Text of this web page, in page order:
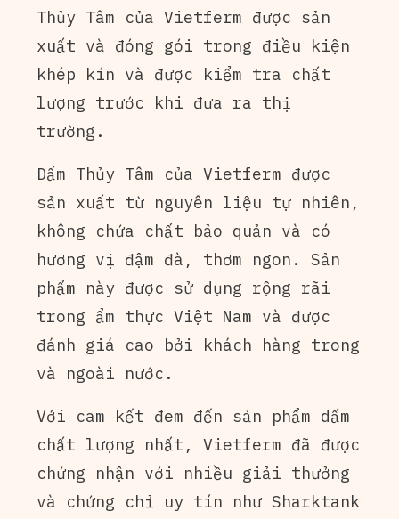
Thủy Tâm của Vietferm được sản
xuất và đóng gói trong điều kiện
khép kín và được kiểm tra chất
lượng trước khi đưa ra thị
trường.
Dấm Thủy Tâm của Vietferm được
sản xuất từ nguyên liệu tự nhiên,
không chứa chất bảo quản và có
hương vị đậm đà, thơm ngon. Sản
phẩm này được sử dụng rộng rãi
trong ẩm thực Việt Nam và được
đánh giá cao bởi khách hàng trong
và ngoài nước.
Với cam kết đem đến sản phẩm dấm
chất lượng nhất, Vietferm đã được
chứng nhận với nhiều giải thưởng
và chứng chỉ uy tín như Sharktank